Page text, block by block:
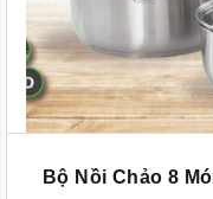
Bộ Nồi Chảo 8